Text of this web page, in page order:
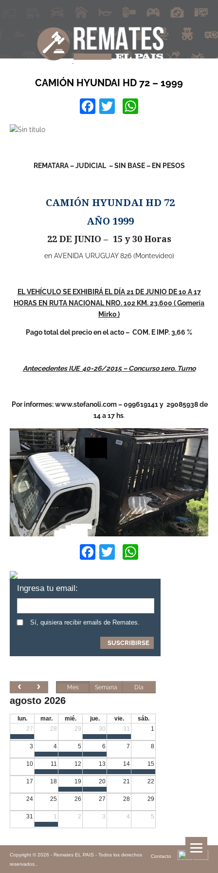
CAMIÓN HYUNDAI HD 72 – 1999
Facebook
Twitter
REMATARA – JUDICIAL – SIN BASE – EN PESOS
CAMIÓN HYUNDAI HD 72
AÑO 1999
22 DE JUNIO – 15 y 30 Horas
en AVENIDA URUGUAY 826 (Montevideo)
EL VEHÍCULO SE EXHIBIRÁ EL DÍA 21 DE JUNIO DE 10 A 17
HORAS EN RUTA NACIONAL NRO. 102 KM. 23.600 ( Gomería
Mirko )
Pago total del precio en el acto – COM. E IMP. 3,66 %
Antecedentes IUE 40-26/2015 – Concurso 1ero. Turno
Por informes:www.stefanoli.com– 099619141 y 29085938 de
14 a 17 hs.
Facebook
Twitter
Ingresa tu email:
Sí, quisiera recibir emails de Remates.
Mes Semana Día
agosto 2026
lun. mar. mié. jue. vie.
sáb.
27
28 29 30 31 1
3 4 5 6 7 8
10 11 12 13 14 15
17 18 19 20 21 22
24 25 26 27 28 29
31 1 2 3 4 5
Contacto
Copyright © 2026 - Remates EL PAIS - Todos los derechos
reservados..